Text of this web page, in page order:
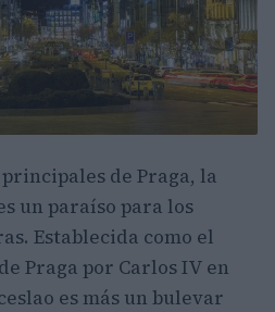
de Praga, la
un paraíso para los
Establecida como el
Praga por Carlos IV en
es más un bulevar